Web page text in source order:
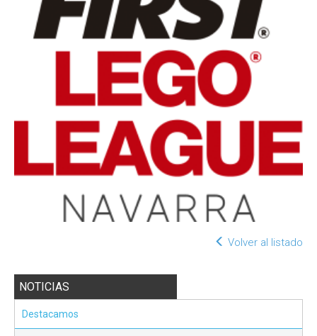
Volver al listado
NOTICIAS
Destacamos